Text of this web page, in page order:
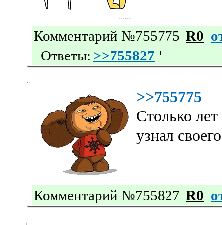
Комментарий №755775 R0
Ответы: >>755827 '
>>755775
Столько
узнал
Комментарий №755827 R0